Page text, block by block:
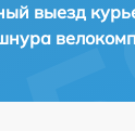
выезд